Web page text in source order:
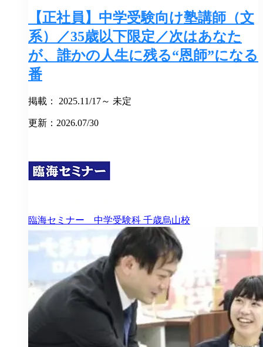
【正社員】中学受験向け塾講師（文
系）／35歳以下限定／次はあなた
が、誰かの人生に残る“恩師”になる
番
掲載： 2025.11/17～ 未定
更新：2026.07/30
臨海セミナー 中学受験科 千歳烏山校